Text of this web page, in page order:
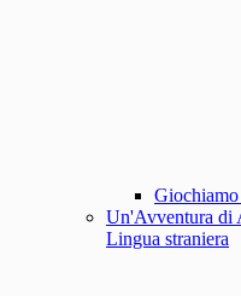
Un'Avventura di
Lingua straniera